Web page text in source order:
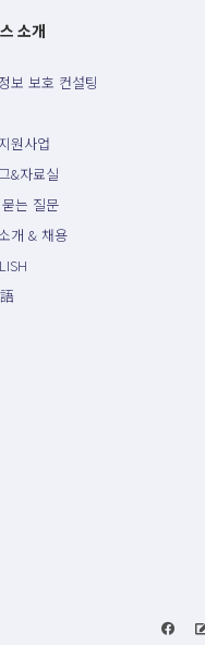
소개
보 보호 컨설팅
원사업
&자료실
는 질문
개 & 채용